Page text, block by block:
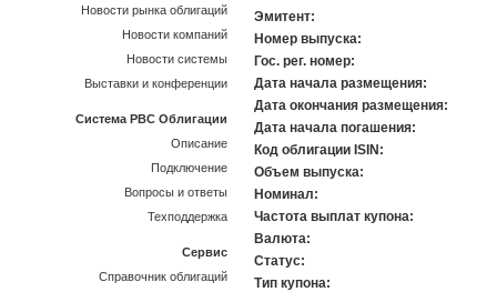
Эмитент:
Номер выпуска:
Гос. рег. номер:
Дата начала размещения:
Дата окончания размещения:
Дата начала погашения:
Код облигации ISIN:
Объем выпуска:
Номинал:
Частота выплат купона:
Валюта:
Статус:
Тип купона:
Новости рынка облигаций
Новости компаний
Новости системы
Выставки и конференции
Система РВС Облигации
Описание
Подключение
Вопросы и ответы
Техподдержка
Сервис
Справочник облигаций